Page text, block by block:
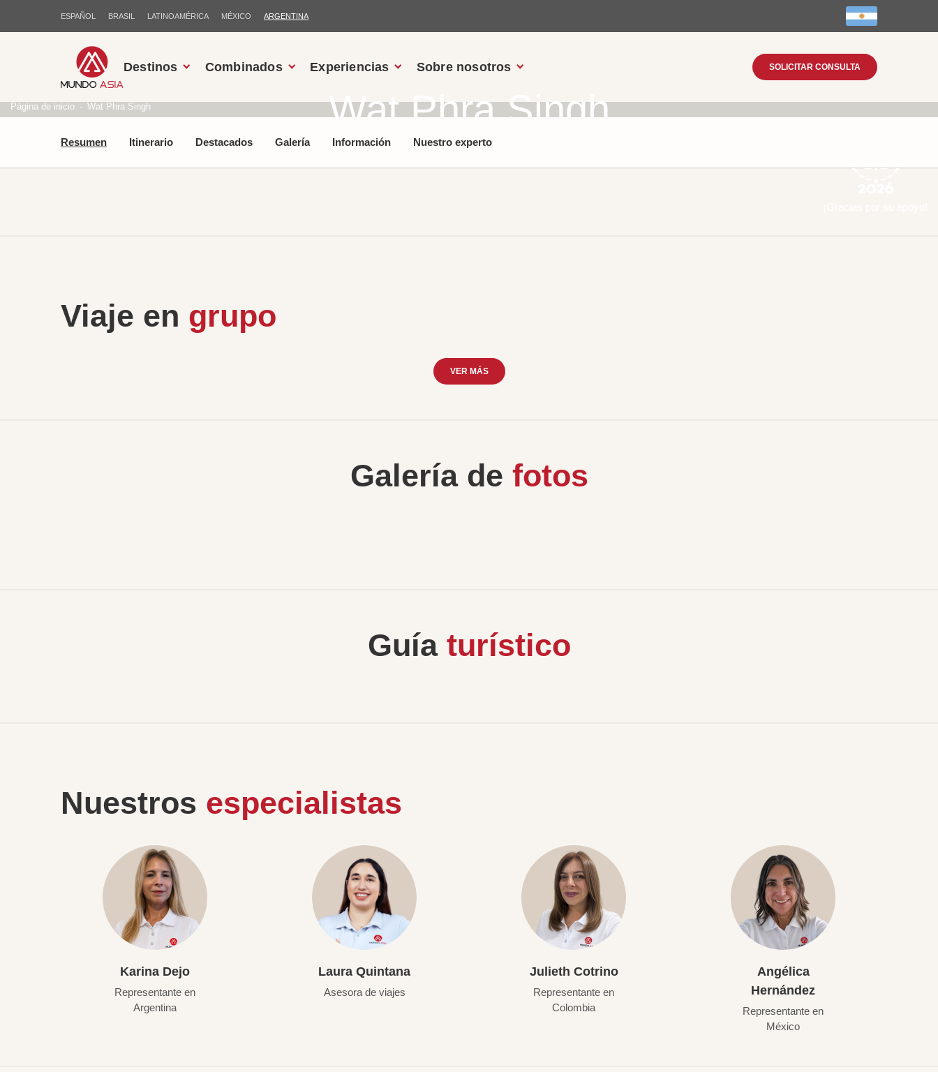
ESPAÑOL BRASIL LATINOAMÉRICA MÉXICO ARGENTINA
Destinos Combinados Experiencias Sobre nosotros SOLICITAR CONSULTA
Wat Phra Singh
Página de inicio Wat Phra Singh
Resumen Itinerario Destacados Galería Información Nuestro experto
Viaje en grupo
VER MÁS
Galería de fotos
Guía turístico
Nuestros especialistas
Karina Dejo
Representante en
Argentina
Laura Quintana
Asesora de viajes
Julieth Cotrino
Representante en
Colombia
Angélica
Hernández
Representante en
México